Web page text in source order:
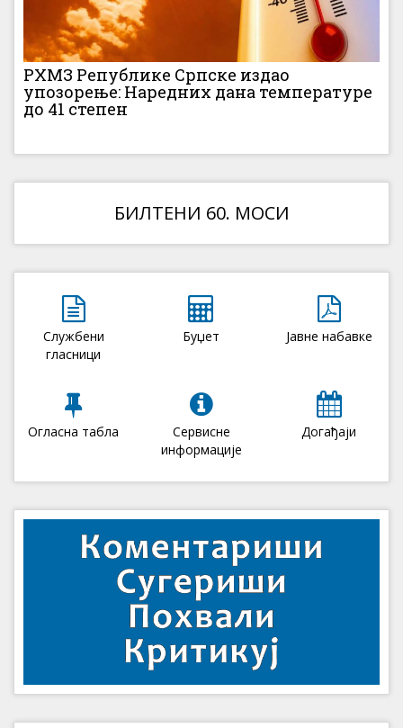
РХМЗ Републике Српске издао
упозорење: Наредних дана температуре
до 41 степен
БИЛТЕНИ 60. МОСИ
Службени
гласници
Буџет Јавне набавке
Огласна табла
Сервисне
информације
Догађаји